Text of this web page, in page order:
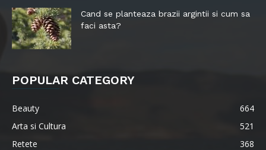
Cand se planteaza brazii argintii si cum sa
faci asta?
POPULAR CATEGORY
Beauty
664
Arta si Cultura
521
Retete
368